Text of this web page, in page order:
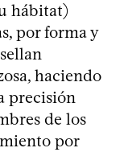
hábitat)
por forma y
haciendo
precisión
de los
por